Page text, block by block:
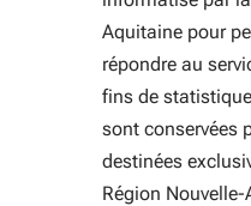
Aquitaine pour
répondre au
fins de
sont conservées
destinées
Région